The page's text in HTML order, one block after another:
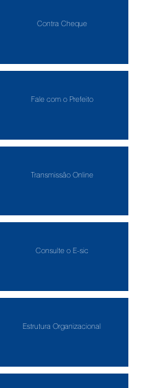
Contra Cheque
Fale com o Prefeito
Transmissão Online
Consulte o E-sic
Estrutura Organizacional